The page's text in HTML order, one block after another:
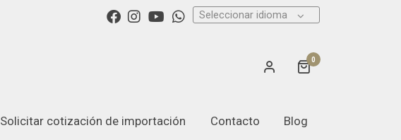
Seleccionar idioma
0
Solicitar cotización de importación Contacto Blog